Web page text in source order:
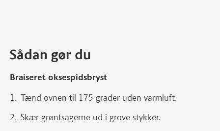
Sådan gør du
Braiseret oksespidsbryst
Tænd ovnen til 175 grader uden varmluft.
Skær grøntsagerne ud i grove stykker.